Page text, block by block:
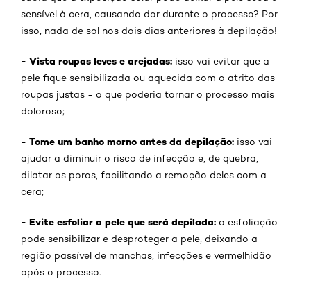
sensível à cera, causando dor durante o processo? Por
isso, nada de sol nos dois dias anteriores à depilação!
- Vista roupas leves e arejadas: isso vai evitar que a
pele fique sensibilizada ou aquecida com o atrito das
roupas justas - o que poderia tornar o processo mais
doloroso;
- Tome um banho morno antes da depilação: isso vai
ajudar a diminuir o risco de infecção e, de quebra,
dilatar os poros, facilitando a remoção deles com a
cera;
- Evite esfoliar a pele que será depilada: a esfoliação
pode sensibilizar e desproteger a pele, deixando a
região passível de manchas, infecções e vermelhidão
após o processo.